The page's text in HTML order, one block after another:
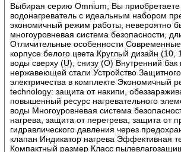
Выбирая серию Omnium, Вы приобретаете
водонагреватель с идеальным набором
экономичный режим работы, невероятно
многоуровневая система безопасности,
Отличительные особенности
корпусе белого цвета Круглый дизайн
воды сверху (U), снизу (O) Внутренний бак
нержавеющей стали Устройство
электричества в комплекте Экономичный
technology: защита от накипи,
повышенный ресурс нагревательного
воды Многоуровневая система
нагрева, защита от перегрева, защита
гидравлического давления через
клапан Индикатор нагрева Эффективная
Компактный размер Класс